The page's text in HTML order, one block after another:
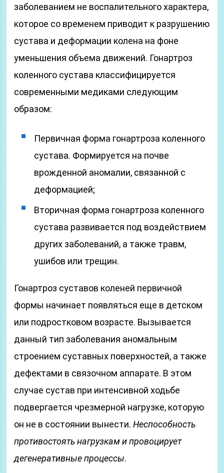
заболеванием не воспалительного характера,
которое со временем приводит к разрушению
сустава и деформации колена на фоне
уменьшения объема движений. Гонартроз
коленного сустава классифицируется
современными медиками следующим
образом:
Первичная форма гонартроза коленного
сустава. Формируется на почве
врожденной аномалии, связанной с
деформацией;
Вторичная форма гонартроза коленного
сустава развивается под воздействием
других заболеваний, а также травм,
ушибов или трещин.
Гонартроз суставов коленей первичной
формы начинает появляться еще в детском
или подростковом возрасте. Вызывается
данный тип заболевания аномальным
строением суставных поверхностей, а также
дефектами в связочном аппарате. В этом
случае сустав при интенсивной ходьбе
подвергается чрезмерной нагрузке, которую
он не в состоянии вынести.Неспособность
противостоять нагрузкам и провоцирует
дегенеративные процессы.